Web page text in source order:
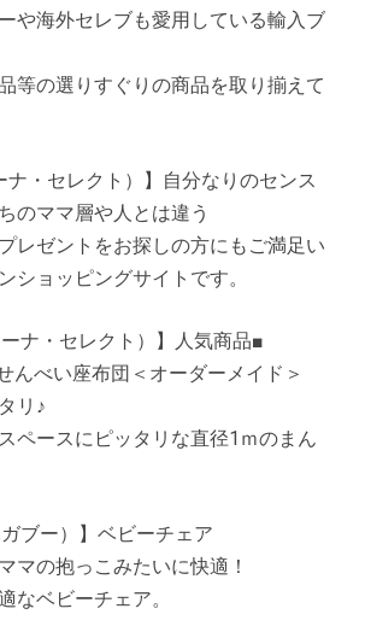
や海外セレブも愛用している輸入ブ
等の選りすぐりの商品を取り揃えて
ナ・セレクト）】自分なりのセンス
のママ層や人とは違う
レゼントをお探しの方にもご満足い
ショッピングサイトです。
ナ・セレクト）】人気商品■
んべい座布団＜オーダーメイド＞
リ♪
ペースにピッタリな直径1ｍのまん
ブー）】ベビーチェア
マの抱っこみたいに快適！
なベビーチェア。